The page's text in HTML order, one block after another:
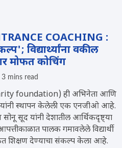
COACHING :
विद्यार्थ्यांना वकील
मोफत कोचिंग
3 mins read
foundation) ही अभिनेता आणि
स्थापन केलेली एक एनजीओ आहे.
सोनू सूद यांनी देशातील आर्थिकदृष्ट्या
पालक गमावलेले विद्यार्थी
शिक्षण देण्याचा संकल्प केला आहे.